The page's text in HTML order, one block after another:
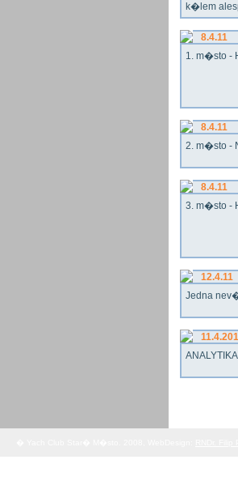
k�lem
8.4.11
1. m�sto -
8.4.11
2. m�sto -
8.4.11
3. m�sto -
12.4.11
Jedna